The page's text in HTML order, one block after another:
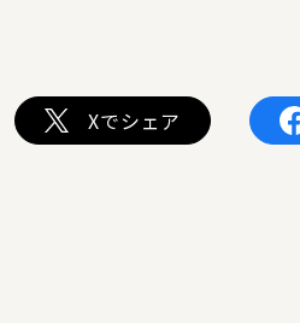
Xでシェア